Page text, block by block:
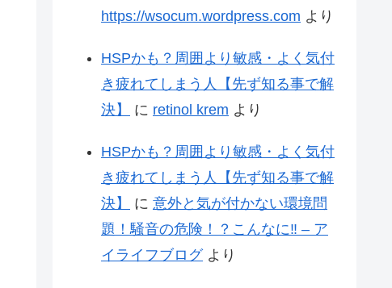
https://wsocum.wordpress.com より
HSPかも？周囲より敏感・よく気付
き疲れてしまう人【先ず知る事で解
決】
に retinol krem より
HSPかも？周囲より敏感・よく気付
き疲れてしまう人【先ず知る事で解
決】
に 意外と気が付かない環境問
題！騒音の危険！？こんなに‼ – ア
イライフブログより